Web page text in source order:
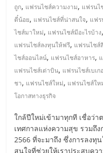
เปิด
ร้าน
ปรึกษา
ฟรี,
บริการ
ถูก, แฟรนไชส์ความงาม, แฟรนไ
ตี๋น้อย, แฟรนไชส์ที่น่าสนใจ, แฟร
ไชส์มาใหม่, แฟรนไชส์มีอะไรบ้าง,
แฟรนไชส์ลงทุนให้ฟรี, แฟรนไชส์
ไชส์ออนไลน์, แฟรนไชส์อาหาร,
แฟรนไชส์เต่าบิน, แฟรนไชส์เบเก
ชา, แฟรนไชส์ใหม่, แฟรนไชส์ให
โอกาสทางธุรกิจ
ใกล้ปีใหม่เข้ามาทุกที เชื่อว่
เทศกาลแห่งความสุข รวมถึง
2566 ที่จะมาถึง ซึ่งการลง
สนใจที่ช่วยให้เราประสบคว